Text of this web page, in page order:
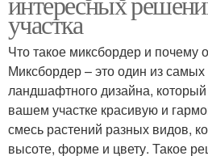
участка
Что такое миксбордер и почему
Миксбордер – это один из
ландшафтного дизайна, который
вашем участке красивую и
смесь растений разных видов,
высоте, форме и цвету. Такое